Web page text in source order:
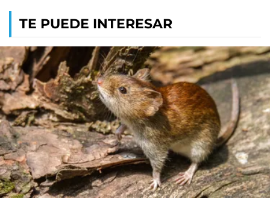
TE PUEDE INTERESAR